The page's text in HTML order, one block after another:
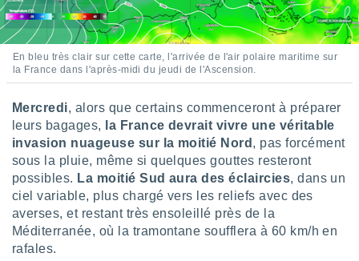
pas
de
vous
à
notre
cas,
que
En bleu très clair sur cette carte, l'arrivée de l'air polaire maritime sur
la France dans l'après-midi du jeudi de l'Ascension.
Mercredi, alors que certains commenceront à préparer
leurs bagages,
la France devrait vivre une véritable
invasion nuageuse sur la moitié Nord , pas forcément
sous la pluie, même si quelques gouttes resteront
possibles. La moitié Sud aura des éclaircies, dans un
ciel variable, plus chargé vers les reliefs avec des
averses, et restant très ensoleillé près de la
Méditerranée, où la tramontane soufflera à 60 km/h en
rafales.